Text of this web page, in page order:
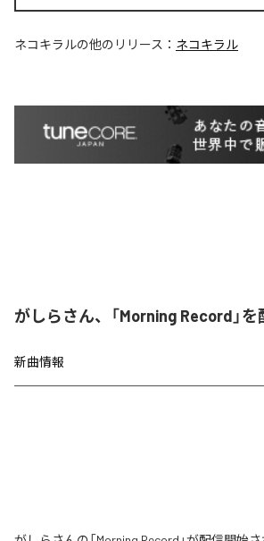
ネコキラルの他のリリース： ネコキラル
がしらさん、「Morning Record」
新曲情報